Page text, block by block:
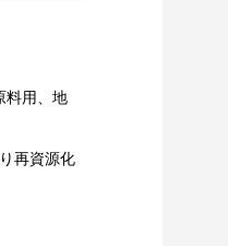
料用、地
再資源化